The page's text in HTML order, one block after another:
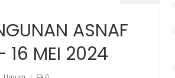
ASNAF
16 MEI 2024